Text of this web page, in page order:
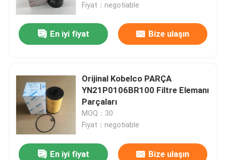
Fiyat：negotiable
En iyi fiyat Bize ulaşın
Orijinal Kobelco PARÇA
YN21P0106BR100 Filtre Elemanı
Parçaları
MOQ：30
Fiyat：negotiable
En iyi fiyat Bize ulaşın